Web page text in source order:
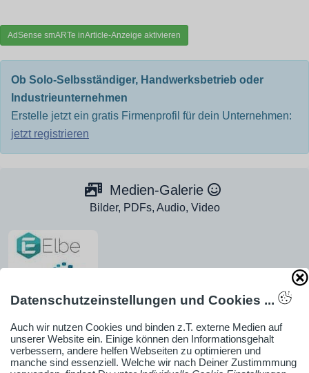
AdSense smARTe inArticle-Anzeige aktivieren
Ob Solo-Selbsständiger, Handwerksbetrieb oder
Industrieunternehmen
Erstelle jetzt ein gratis Firmenprofil für dein Unternehmen:
jetzt registrieren
Medien-Galerie
Bilder, PDFs, Audio, Video
Datenschutzeinstellungen und Cookies ...
Auch wir nutzen Cookies und binden z.T. externe Medien auf
unserer Website ein. Einige können den Informationsgehalt
verbessern, andere helfen Webseiten zu optimieren und
manche sind essenziell. Welche wir nach Deiner Zustimmmung